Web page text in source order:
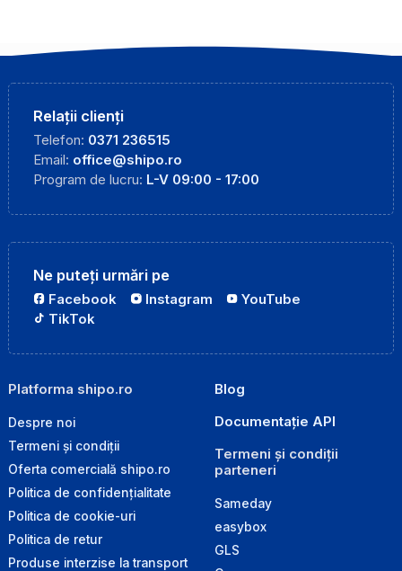
Relații clienți
Telefon: 0371 236515
Email: office@shipo.ro
Program de lucru: L-V 09:00 - 17:00
Ne puteți urmări pe
Facebook Instagram
YouTube
TikTok
Platforma shipo.ro
Despre noi
Termeni și condiții
Oferta comercială shipo.ro
Politica de confidențialitate
Politica de cookie-uri
Politica de retur
Produse interzise la transport
Blog
Documentație API
Termeni și condiții
parteneri
Sameday
easybox
GLS